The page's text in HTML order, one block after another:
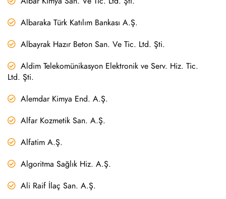
Albaraka Türk Katılım Bankası A.Ş.
Albayrak Hazır Beton San. Ve Tic. Ltd. Şti.
Aldim Telekomünikasyon Elektronik ve Serv. Hiz. Tic.
Ltd. Şti.
Alemdar Kimya End. A.Ş.
Alfar Kozmetik San. A.Ş.
Alfatim A.Ş.
Algoritma Sağlık Hiz. A.Ş.
Ali Raif İlaç San. A.Ş.